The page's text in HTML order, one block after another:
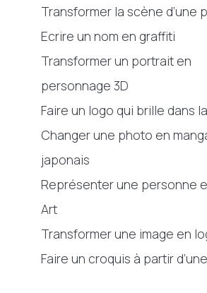
Transformer la scène d’une
Ecrire un nom en graffiti
Transformer un portrait en
personnage 3D
Faire un logo qui brille dans
Changer une photo en
japonais
Représenter une personne
Art
Transformer une image en
Faire un croquis à partir d’une